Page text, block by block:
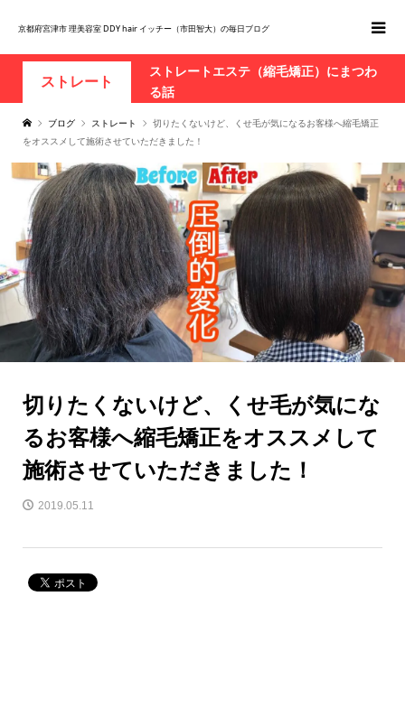
京都府宮津市 理美容室 DDY hair イッチー（市田智大）の毎日ブログ
ストレート
ストレートエステ（縮毛矯正）にまつわ
る話
ブログ ストレート
切りたくないけど、くせ毛が気になるお客様へ縮毛矯正
をオススメして施術させていただきました！
切りたくないけど、くせ毛が気にな
るお客様へ縮毛矯正をオススメして
施術させていただきました！
2019.05.11